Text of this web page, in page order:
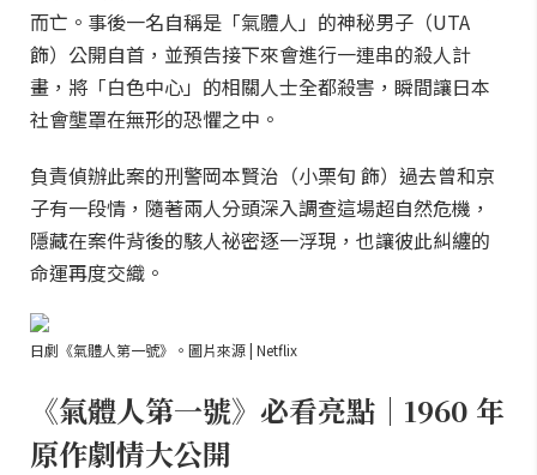
而亡。事後一名自稱是「氣體人」的神秘男子（UTA
飾）公開自首，並預告接下來會進行一連串的殺人計
畫，將「白色中心」的相關人士全都殺害，瞬間讓日本
社會壟罩在無形的恐懼之中。
負責偵辦此案的刑警岡本賢治（小栗旬 飾）過去曾和京
子有一段情，隨著兩人分頭深入調查這場超自然危機，
隱藏在案件背後的駭人祕密逐一浮現，也讓彼此糾纏的
命運再度交織。
日劇《氣體人第一號》。圖片來源 | Netflix
《氣體人第一號》必看亮點｜1960 年
原作劇情大公開